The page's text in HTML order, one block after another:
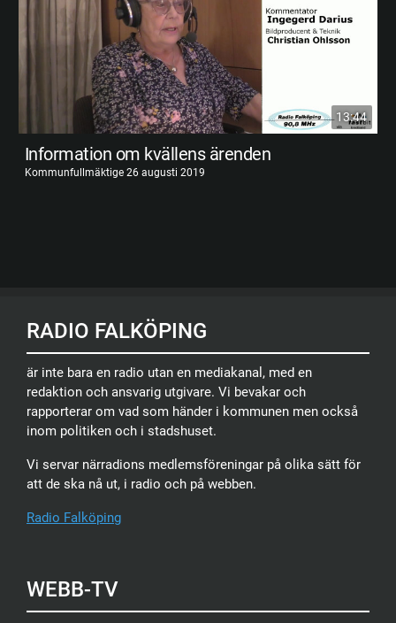
13:44
Information om kvällens ärenden
Kommunfullmäktige 26 augusti 2019
RADIO FALKÖPING
är inte bara en radio utan en mediakanal, med en
redaktion och ansvarig utgivare. Vi bevakar och
rapporterar om vad som händer i kommunen men också
inom politiken och i stadshuset.
Vi servar närradions medlemsföreningar på olika sätt för
att de ska nå ut, i radio och på webben.
Radio Falköping
WEBB-TV